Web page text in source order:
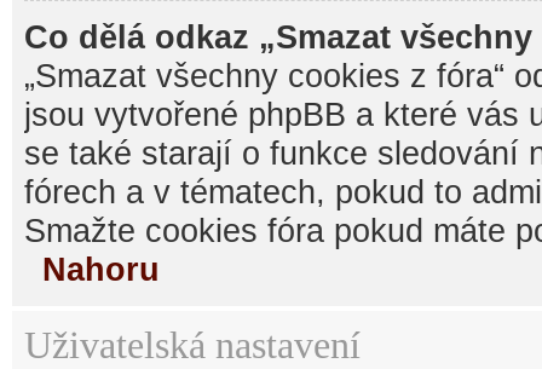
Co dělá odkaz „Smazat
„Smazat všechny cookies z fóra“
jsou vytvořené phpBB a které vás
se také starají o funkce sledování
fórech a v tématech, pokud to
Smažte cookies fóra pokud máte
Nahoru
Uživatelská nastavení